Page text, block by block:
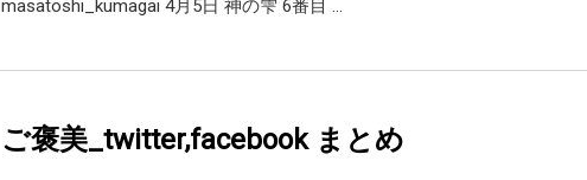
masatoshi_kumagai 4月5日 神の雫 6番目 …
ご褒美_twitter,facebook まとめ